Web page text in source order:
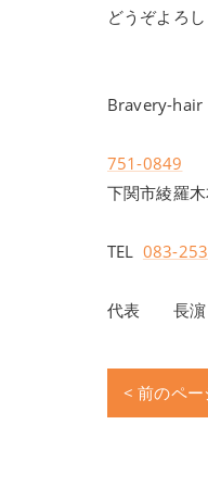
どうぞよろ
Bravery-hair
751-0849
下関市綾羅
TEL 083-
代表 長濵
< 前のペー